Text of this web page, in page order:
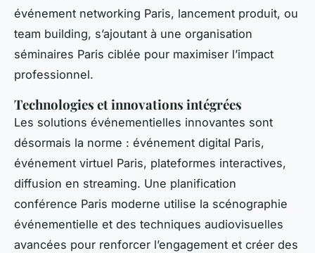
événement networking Paris, lancement produit, ou
team building, s’ajoutant à une organisation
séminaires Paris ciblée pour maximiser l’impact
professionnel.
Technologies et innovations intégrées
Les solutions événementielles innovantes sont
désormais la norme : événement digital Paris,
événement virtuel Paris, plateformes interactives,
diffusion en streaming. Une planification
conférence Paris moderne utilise la scénographie
événementielle et des techniques audiovisuelles
avancées pour renforcer l’engagement et créer des